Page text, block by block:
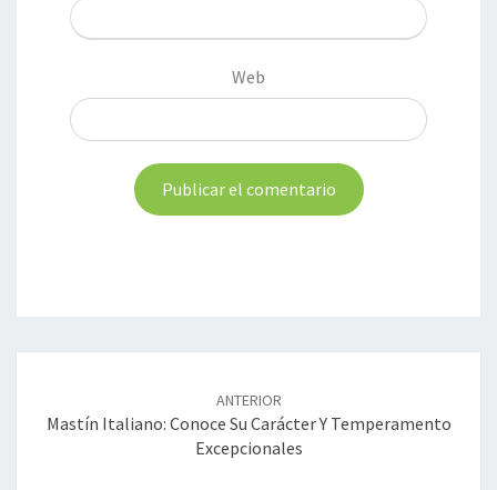
Web
entradas
ANTERIOR
Mastín Italiano: Conoce Su Carácter Y Temperamento
Excepcionales